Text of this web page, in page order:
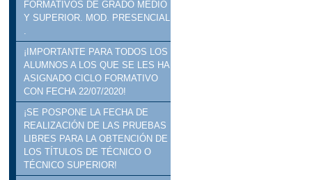
FORMATIVOS DE GRADO MEDIO
Y SUPERIOR. MOD. PRESENCIAL
.
¡IMPORTANTE PARA TODOS LOS
ALUMNOS A LOS QUE SE LES HA
ASIGNADO CICLO FORMATIVO
CON FECHA 22/07/2020!
¡SE POSPONE LA FECHA DE
REALIZACIÓN DE LAS PRUEBAS
LIBRES PARA LA OBTENCIÓN DE
LOS TÍTULOS DE TÉCNICO O
TÉCNICO SUPERIOR!